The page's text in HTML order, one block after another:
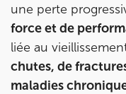
une perte
force et de
liée au
chutes, de
maladies
Prenez RDV
Prenez RDV
IK PARIS 15 –